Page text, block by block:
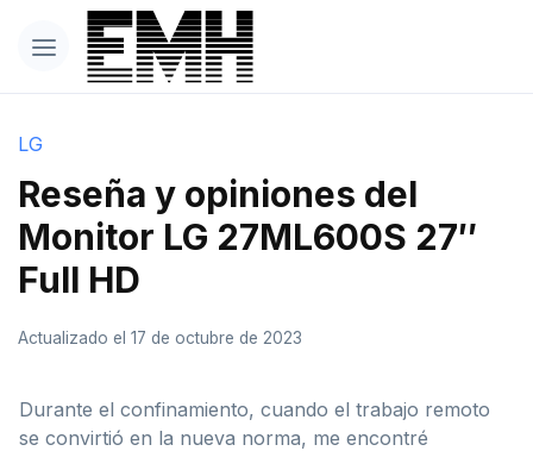
LG
Reseña y opiniones del
Monitor LG 27ML600S 27″
Full HD
Actualizado el 17 de octubre de 2023
Durante el confinamiento, cuando el trabajo remoto
se convirtió en la nueva norma, me encontré